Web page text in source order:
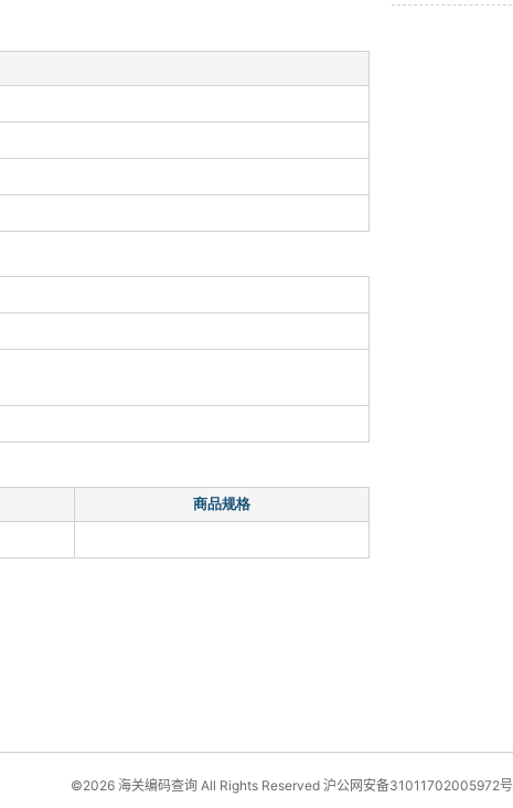
商品规格
©2026 海关编码查询 All Rights Reserved 沪公网安备31011702005972号